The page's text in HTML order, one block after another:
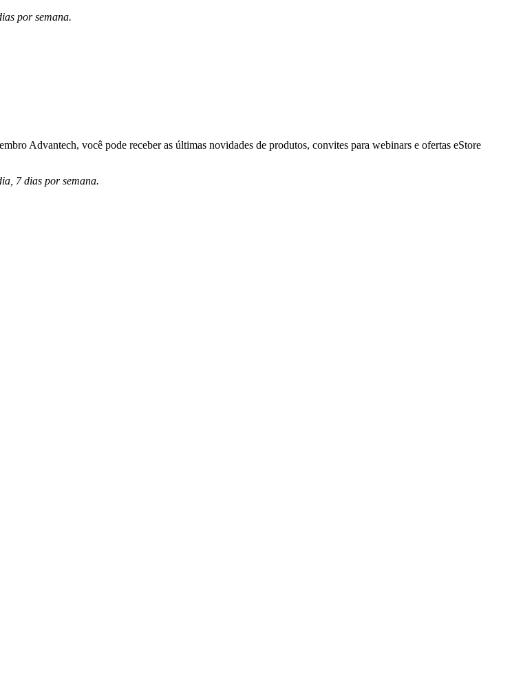
por semana.
Advantech, você pode receber as últimas novidades de produtos, convites para webinars e ofertas eStore
7 dias por semana.